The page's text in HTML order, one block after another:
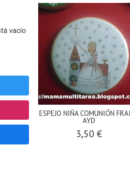
vacío
ESPEJO NIÑA COMUNIÓN
AYD
3,50 €